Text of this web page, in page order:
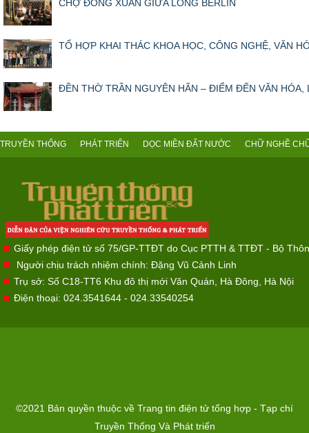
CHỢ ĐỒNG XUÂN GIỮA LÒNG BERLIN
TỔ HỢP KHAI THÁC KHOA HỌC, CÔNG NGHỆ, VĂN
ĐỀN THỜ TRẦN NGUYÊN HÃN – ĐIỂM ĐẾN VĂN HÓA,
TRUYỀN THỐNG PHÁT TRIỂN DỌC MIỀN ĐẤT NƯỚC CHỮ NGHỀ
Giấy phép điện tử số 75/GP-TTĐT do Cục PTTH & TTĐT - Bộ
Người chịu trách nhiệm chính: Đặng Vũ Cảnh Linh
Trụ sở: Số C18-TT6 Khu đô thị mới Văn Quán, Hà Đông, Hà Nội
Điện thoại: 024.3541644 - 024.33540254
©2021 Bản quyền thuộc về Trang tin điện tử tổng hợp - Tạp chí
Truyền Thống Và Phát triển